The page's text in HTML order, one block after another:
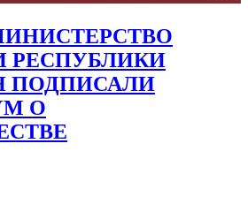
РЕСПУБЛИКИ
ПОДПИСАЛИ
О